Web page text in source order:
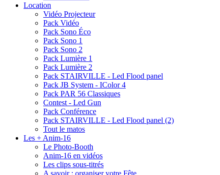
Location
Vidéo Projecteur
Pack Vidéo
Pack Sono Éco
Pack Sono 1
Pack Sono 2
Pack Lumière 1
Pack Lumière 2
Pack STAIRVILLE - Led Flood panel
Pack JB System - IColor 4
Pack PAR 56 Classiques
Contest - Led Gun
Pack Conférence
Pack STAIRVILLE - Led Flood panel (2)
Tout le matos
Les + Anim-16
Le Photo-Booth
Anim-16 en vidéos
Les clips sous-titrés
A savoir : organiser votre Fête